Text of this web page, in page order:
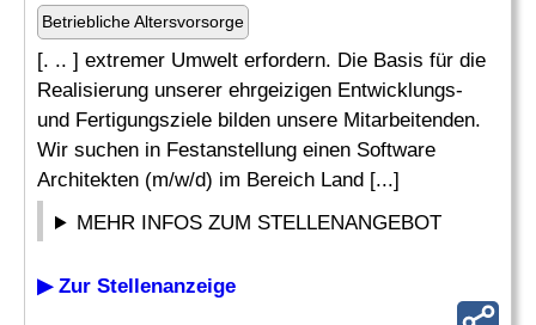
Betriebliche Altersvorsorge
[. .. ] extremer Umwelt erfordern. Die Basis für die
Realisierung unserer ehrgeizigen Entwicklungs-
und Fertigungsziele bilden unsere Mitarbeitenden.
Wir suchen in Festanstellung einen Software
Architekten (m/w/d) im Bereich Land [...]
MEHR INFOS ZUM STELLENANGEBOT
▶ Zur Stellenanzeige